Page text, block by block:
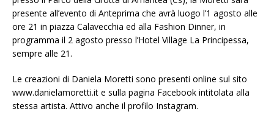
presente all’evento di Anteprima che avrà luogo l’1 agosto alle
ore 21 in piazza Calavecchia ed alla Fashion Dinner, in
programma il 2 agosto presso l’Hotel Village La Principessa,
sempre alle 21.
Le creazioni di Daniela Moretti sono presenti online sul sito
www.danielamoretti.it e sulla pagina Facebook intitolata alla
stessa artista. Attivo anche il profilo Instagram.